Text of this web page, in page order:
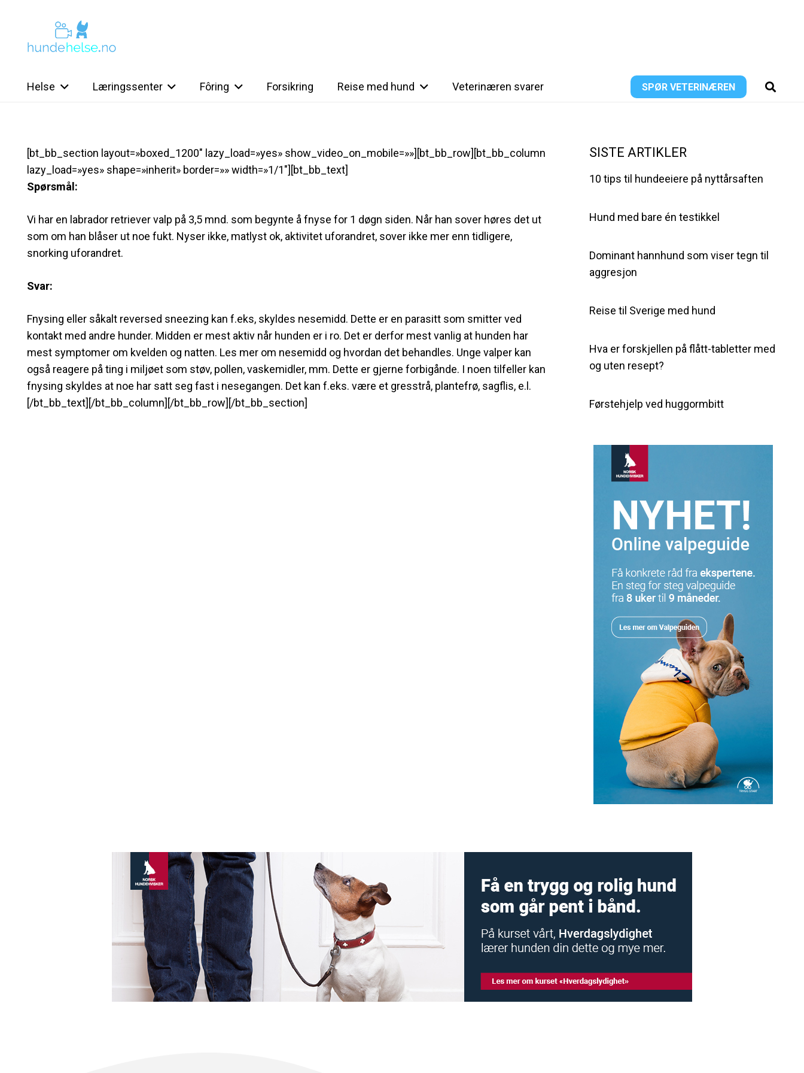
Helse Læringssenter Fôring Forsikring Reise med hund Veterinæren svarer SPØR VETERINÆREN
[bt_bb_section layout=»boxed_1200″ lazy_load=»yes» show_video_on_mobile=»»][bt_bb_row][bt_bb_column
lazy_load=»yes» shape=»inherit» border=»» width=»1/1″][bt_bb_text]
Spørsmål:
Vi har en labrador retriever valp på 3,5 mnd. som begynte å fnyse for 1 døgn siden. Når han sover høres det ut
som om han blåser ut noe fukt. Nyser ikke, matlyst ok, aktivitet uforandret, sover ikke mer enn tidligere,
snorking uforandret.
Svar:
Fnysing eller såkalt reversed sneezing kan f.eks, skyldes nesemidd. Dette er en parasitt som smitter ved
kontakt med andre hunder. Midden er mest aktiv når hunden er i ro. Det er derfor mest vanlig at hunden har
mest symptomer om kvelden og natten. Les mer om nesemidd og hvordan det behandles. Unge valper kan
også reagere på ting i miljøet som støv, pollen, vaskemidler, mm. Dette er gjerne forbigånde. I noen tilfeller kan
fnysing skyldes at noe har satt seg fast i nesegangen. Det kan f.eks. være et gresstrå, plantefrø, sagflis, e.l.
[/bt_bb_text][/bt_bb_column][/bt_bb_row][/bt_bb_section]
SISTE ARTIKLER
10 tips til hundeeiere på nyttårsaften
Hund med bare én testikkel
Dominant hannhund som viser tegn til
aggresjon
Reise til Sverige med hund
Hva er forskjellen på flått-tabletter med
og uten resept?
Førstehjelp ved huggormbitt